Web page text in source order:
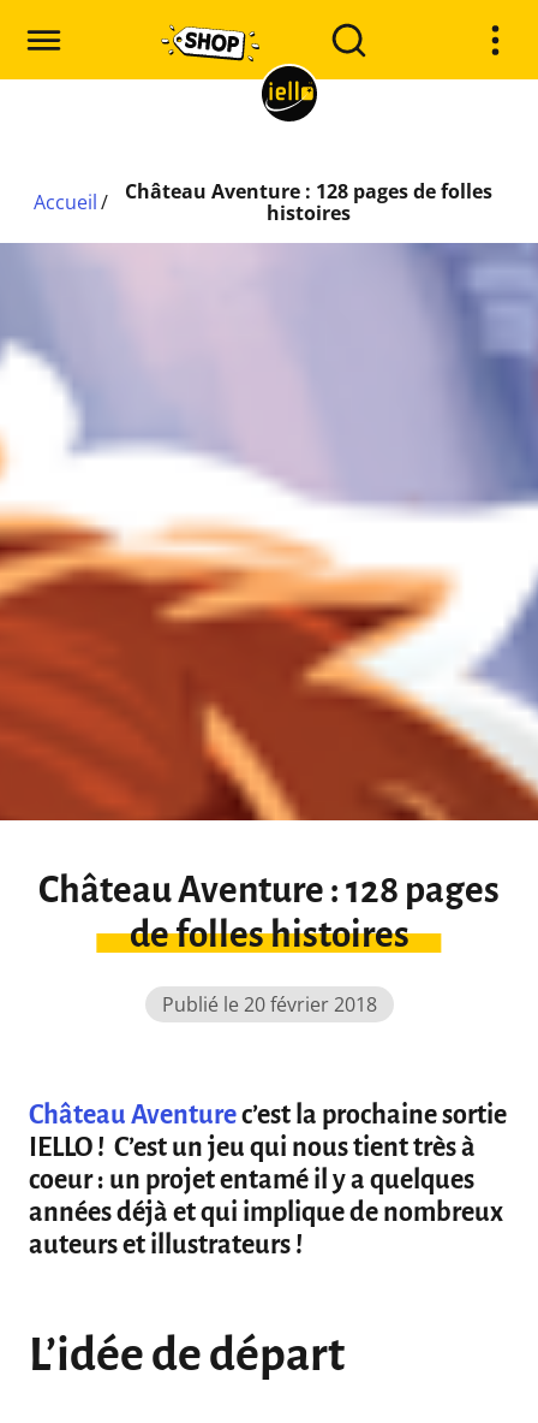
Accueil/
Château Aventure : 128 pages de folles
histoires
Château Aventure : 128 pages
de folles histoires
Publié le 20 février 2018
Château Aventurec’est la prochaine sortie
IELLO ! C’est un jeu qui nous tient très à
coeur : un projet entamé il y a quelques
années déjà et qui implique de nombreux
auteurs et illustrateurs !
L’idée de départ